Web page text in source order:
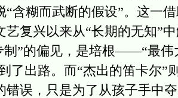
含糊而武断的假设”。这一
复兴以来从“长期的无知”
制”的偏见，是培根——“最
了出路。而“杰出的笛卡尔”
误，只是为了从孩子手中